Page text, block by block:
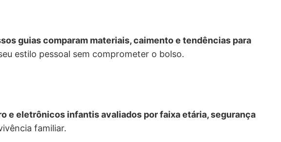
guias comparam materiais, caimento e tendências para
estilo pessoal sem comprometer o bolso.
e eletrônicos infantis avaliados por faixa etária, segurança
familiar.